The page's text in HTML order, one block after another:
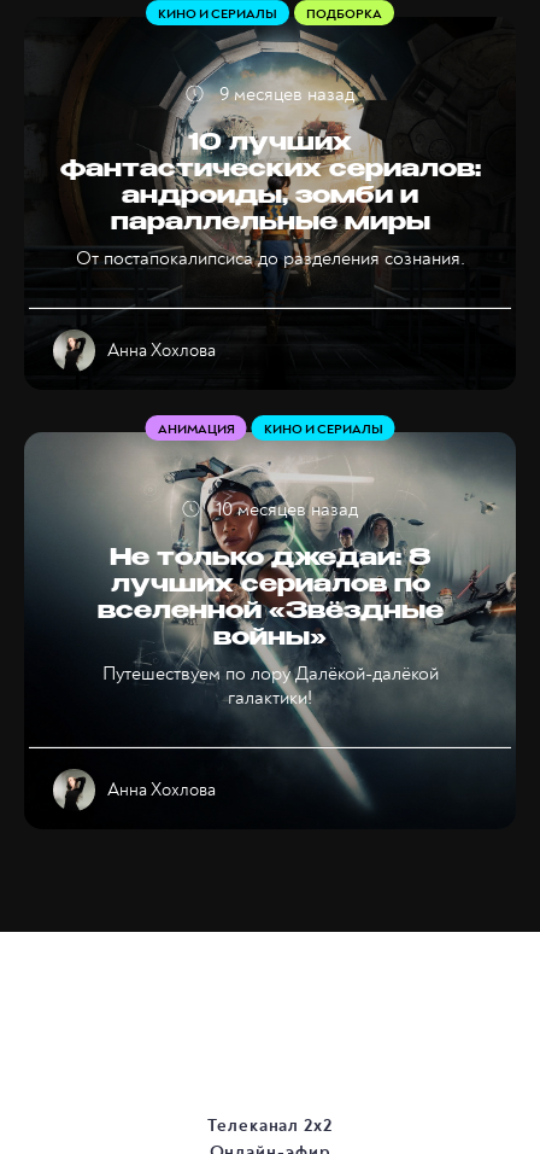
10 лучших
фантастических сериалов:
андроиды, зомби и
параллельные миры
От постапокалипсиса до разделения сознания.
КИНО И СЕРИАЛЫ ПОДБОРКА
Анна Хохлова
9 месяцев назад
Не только джедаи: 8
лучших сериалов по
вселенной «Звёздные
войны»
Путешествуем по лору Далёкой-далёкой
галактики!
АНИМАЦИЯ КИНО И СЕРИАЛЫ
Анна Хохлова
10 месяцев назад
Телеканал 2х2